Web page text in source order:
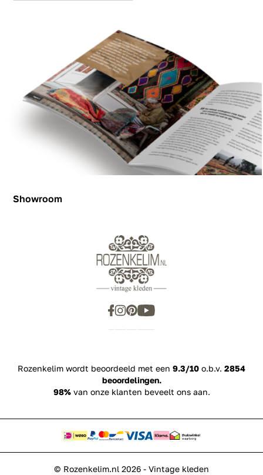
Showroom
Rozenkelim wordt beoordeeld met een 9.3/10 o.b.v. 2854
beoordelingen.
98%van onze klanten beveelt ons aan.
© Rozenkelim.nl 2026 - Vintage kleden